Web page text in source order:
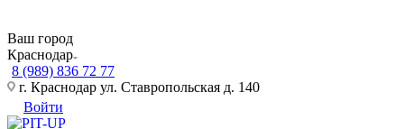
Ваш город
Краснодар
8 (989) 836 72 77
г. Краснодар ул. Ставропольская д. 140
Войти